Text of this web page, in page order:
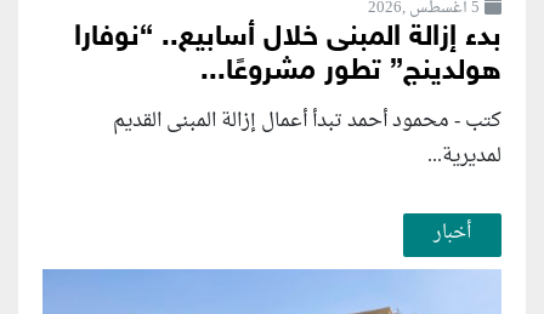
5 أغسطس ,2026
بدء إزالة المبنى خلال أسابيع.. “نوفارا
هولدينج” تطور مشروعًا...
كتب - محمود أحمد تبدأ أعمال إزالة المبنى القديم
لمديرية...
أخبار